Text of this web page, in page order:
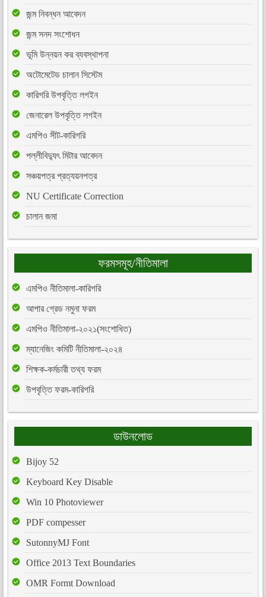
জন্ম নিবন্ধন আবেদন
জন্ম সনদ সংশোধন
ভূমি উন্নয়ন কর ব্যবস্থাপনা
অটোমেটেড চালান সিস্টেম
কারিগরি উপবৃত্তি লগইন
জেনারেল উপবৃত্তি লগইন
এমপিও সীট-কারিগরি
পল্লীবিদ্যুৎ মিটার আবেদন
সঞ্চয়পত্র প্রত্যয়নপত্র
NU Certificate Correction
চালান জমা
ফরমসমূহ/নীতিমালা
এমপিও নীতিমালা-কারিগরি
আপার গ্রেড নমুনা ফরম
এমপিও নীতিমালা-২০২১(সংশোধিত)
ম্যানেজিং কমিটি নীতিমালা-২০২৪
শিক্ষক-কর্মচারী তথ্য ফরম
উপবৃত্তি ফরম-কারিগরি
ডাউনলোড
Bijoy 52
Keyboard Key Disable
Win 10 Photoviewer
PDF compesser
SutonnyMJ Font
Office 2013 Text Boundaries
OMR Formt Download